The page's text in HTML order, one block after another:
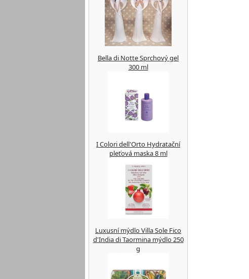
Bella di Notte Sprchový gel
300 ml
I Colori dell'Orto Hydratační
pleťová maska 8 ml
Luxusní mýdlo Villa Sole Fico
d'India di Taormina mýdlo 250
g